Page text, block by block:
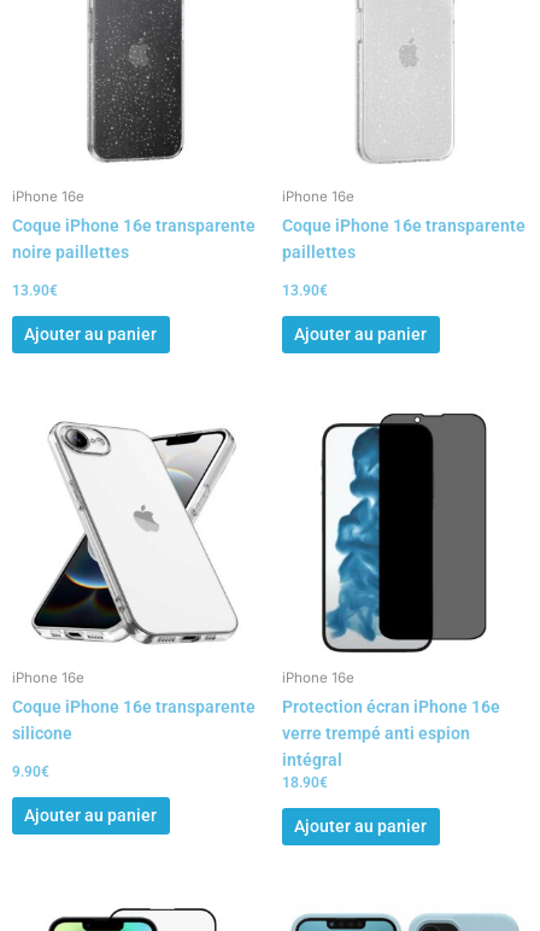
iPhone 16e
Coque iPhone 16e transparente
noire paillettes
13.90€
Ajouter au panier
iPhone 16e
Coque iPhone 16e transparente
paillettes
13.90€
Ajouter au panier
iPhone 16e
Coque iPhone 16e transparente
silicone
9.90€
Ajouter au panier
iPhone 16e
Protection écran iPhone 16e
verre trempé anti espion
intégral
18.90€
Ajouter au panier